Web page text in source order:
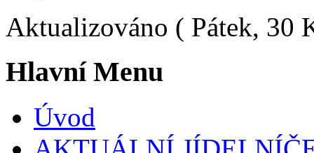
Aktualizováno ( Pátek, 30
Hlavní Menu
Úvod